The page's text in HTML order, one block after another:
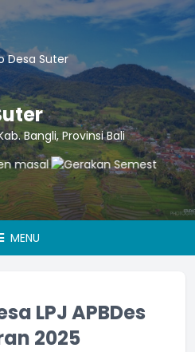
Bangli, Provinsi Bali
MENU
LPJ APBDes
2025